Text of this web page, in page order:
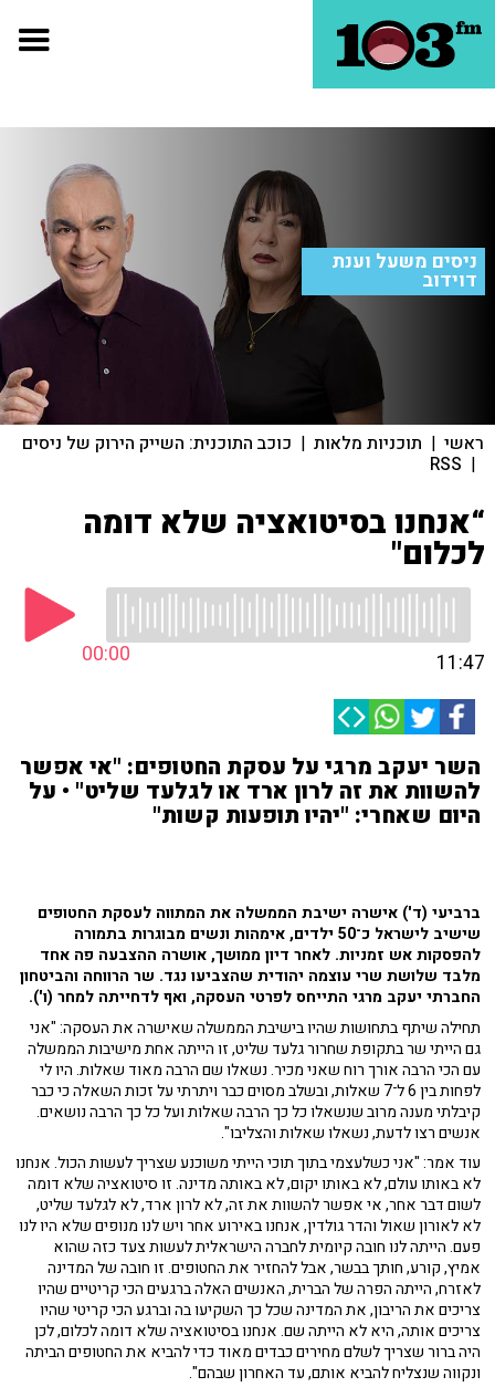
ניסים משעל וענת
דוידוב
ראשי | תוכניות מלאות | כוכב התוכנית: השייק הירוק של ניסים
|
RSS
“אנחנו בסיטואציה שלא דומה
לכלום"
00:00 11:47
השר יעקב מרגי על עסקת החטופים: "אי אפשר
להשוות את זה לרון ארד או לגלעד שליט" • על
היום שאחרי: "יהיו תופעות קשות"
ברביעי (ד') אישרה ישיבת הממשלה את המתווה לעסקת החטופים
שישיב לישראל כ־50 ילדים, אימהות ונשים מבוגרות בתמורה
להפסקות אש זמניות. לאחר דיון ממושך, אושרה ההצבעה פה אחד
מלבד שלושת שרי עוצמה יהודית שהצביעו נגד. שר הרווחה והביטחון
החברתי יעקב מרגי התייחס לפרטי העסקה, ואף לדחייתה למחר (ו').
תחילה שיתף בתחושות שהיו בישיבת הממשלה שאישרה את העסקה: "אני
גם הייתי שר בתקופת שחרור גלעד שליט, זו הייתה אחת מישיבות הממשלה
עם הכי הרבה אורך רוח שאני מכיר. נשאלו שם הרבה מאוד שאלות. היו לי
לפחות בין 6 ל־7 שאלות, ובשלב מסוים כבר ויתרתי על זכות השאלה כי כבר
קיבלתי מענה מרוב שנשאלו כל כך הרבה שאלות ועל כל כך הרבה נושאים.
אנשים רצו לדעת, נשאלו שאלות והצליבו".
עוד אמר: "אני כשלעצמי בתוך תוכי הייתי משוכנע שצריך לעשות הכול. אנחנו
לא באותו עולם, לא באותו יקום, לא באותה מדינה. זו סיטואציה שלא דומה
לשום דבר אחר, אי אפשר להשוות את זה, לא לרון ארד, לא לגלעד שליט,
לא לאורון שאול והדר גולדין, אנחנו באירוע אחר ויש לנו מנופים שלא היו לנו
פעם. הייתה לנו חובה קיומית לחברה הישראלית לעשות צעד כזה שהוא
אמיץ, קורע, חותך בבשר, אבל להחזיר את החטופים. זו חובה של המדינה
לאזרח, הייתה הפרה של הברית, האנשים האלה ברגעים הכי קריטיים שהיו
צריכים את הריבון, את המדינה שכל כך השקיעו בה וברגע הכי קריטי שהיו
צריכים אותה, היא לא הייתה שם. אנחנו בסיטואציה שלא דומה לכלום, לכן
היה ברור שצריך לשלם מחירים כבדים מאוד כדי להביא את החטופים הביתה
ונקווה שנצליח להביא אותם, עד האחרון שבהם".